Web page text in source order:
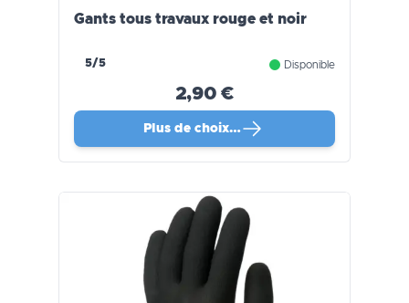
Gants tous travaux rouge et noir
5/5 Disponible
2,90 €
Plus de choix…